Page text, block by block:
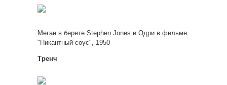
Меган в берете Stephen Jones и Одри в фильме
"Пикантный соус", 1950
Тренч